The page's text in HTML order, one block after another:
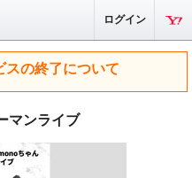
ログイン
スの終了について
マンライブ